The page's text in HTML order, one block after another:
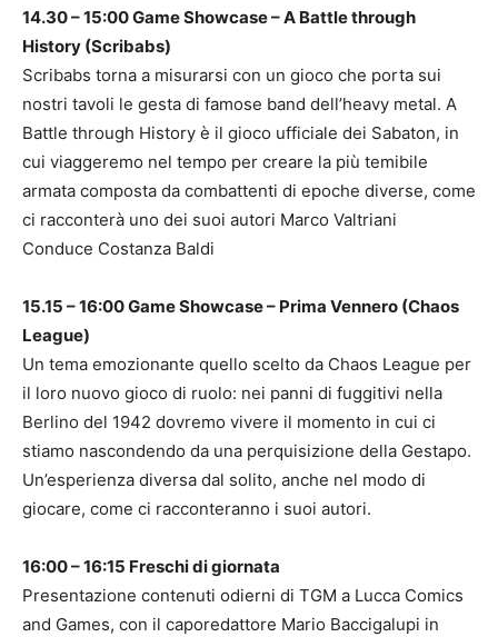
14.30 – 15:00 Game Showcase – A Battle through
History (Scribabs)
Scribabs torna a misurarsi con un gioco che porta sui
nostri tavoli le gesta di famose band dell’heavy metal. A
Battle through History è il gioco ufficiale dei Sabaton, in
cui viaggeremo nel tempo per creare la più temibile
armata composta da combattenti di epoche diverse, come
ci racconterà uno dei suoi autori Marco Valtriani
Conduce Costanza Baldi
15.15 – 16:00 Game Showcase – Prima Vennero (Chaos
League)
Un tema emozionante quello scelto da Chaos League per
il loro nuovo gioco di ruolo: nei panni di fuggitivi nella
Berlino del 1942 dovremo vivere il momento in cui ci
stiamo nascondendo da una perquisizione della Gestapo.
Un’esperienza diversa dal solito, anche nel modo di
giocare, come ci racconteranno i suoi autori.
16:00 – 16:15 Freschi di giornata
Presentazione contenuti odierni di TGM a Lucca Comics
and Games, con il caporedattore Mario Baccigalupi in